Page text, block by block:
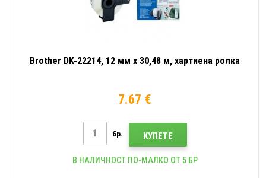
Brother DK-22214, 12 мм x 30,48 м, хартиена ролка
7.67 €
бр. КУПЕТЕ
В НАЛИЧНОСТ ПО-МАЛКО ОТ 5 БР